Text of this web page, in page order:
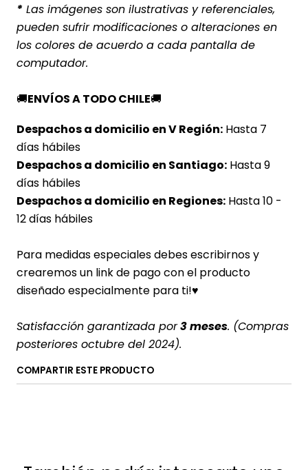
* Las imágenes son ilustrativas y referenciales,
pueden sufrir modificaciones o alteraciones en
los colores de acuerdo a cada pantalla de
computador.
🚚ENVÍOS A TODO CHILE🚚
Despachos a domicilio en V Región: Hasta 7
días hábiles
Despachos a domicilio en Santiago: Hasta 9
días hábiles
Despachos a domicilio en Regiones: Hasta 10 -
12 días hábiles
Para medidas especiales debes escribirnos y
crearemos un link de pago con el producto
diseñado especialmente para ti!♥
Satisfacción garantizada por3 meses. (Compras
posteriores octubre del 2024).
COMPARTIR ESTE PRODUCTO